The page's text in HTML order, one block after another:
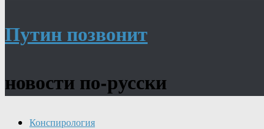
Путин позвонит
новости по-русски
Конспирология